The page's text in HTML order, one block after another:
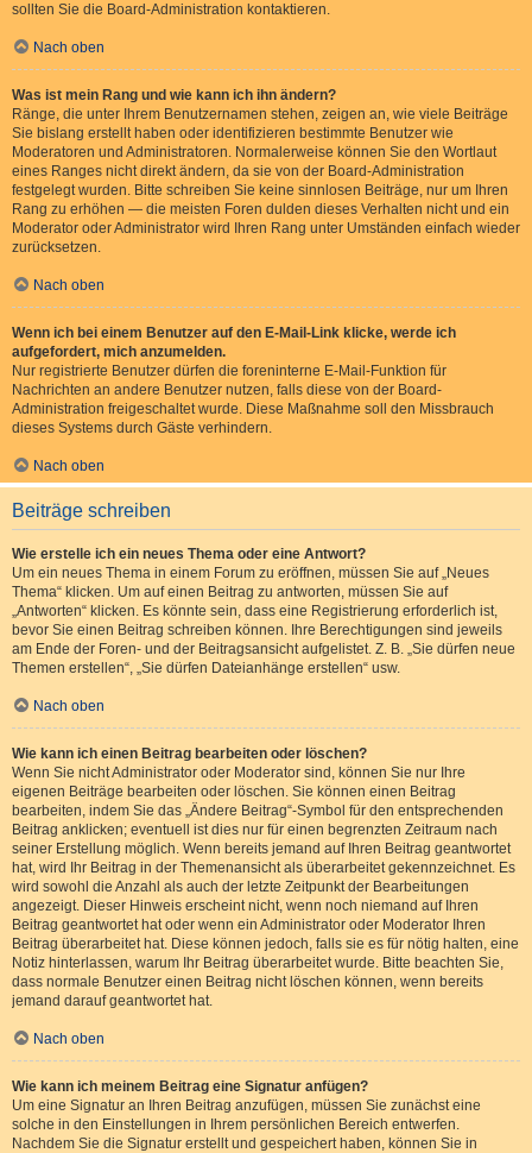
sollten Sie die Board-Administration kontaktieren.
Nach oben
Was ist mein Rang und wie kann ich ihn ändern?
Ränge, die unter Ihrem Benutzernamen stehen, zeigen an, wie viele Beiträge
Sie bislang erstellt haben oder identifizieren bestimmte Benutzer wie
Moderatoren und Administratoren. Normalerweise können Sie den Wortlaut
eines Ranges nicht direkt ändern, da sie von der Board-Administration
festgelegt wurden. Bitte schreiben Sie keine sinnlosen Beiträge, nur um Ihren
Rang zu erhöhen — die meisten Foren dulden dieses Verhalten nicht und ein
Moderator oder Administrator wird Ihren Rang unter Umständen einfach wieder
zurücksetzen.
Nach oben
Wenn ich bei einem Benutzer auf den E-Mail-Link klicke, werde ich
aufgefordert, mich anzumelden.
Nur registrierte Benutzer dürfen die foreninterne E-Mail-Funktion für
Nachrichten an andere Benutzer nutzen, falls diese von der Board-
Administration freigeschaltet wurde. Diese Maßnahme soll den Missbrauch
dieses Systems durch Gäste verhindern.
Nach oben
Beiträge schreiben
Wie erstelle ich ein neues Thema oder eine Antwort?
Um ein neues Thema in einem Forum zu eröffnen, müssen Sie auf „Neues
Thema“ klicken. Um auf einen Beitrag zu antworten, müssen Sie auf
„Antworten“ klicken. Es könnte sein, dass eine Registrierung erforderlich ist,
bevor Sie einen Beitrag schreiben können. Ihre Berechtigungen sind jeweils
am Ende der Foren- und der Beitragsansicht aufgelistet. Z. B. „Sie dürfen neue
Themen erstellen“, „Sie dürfen Dateianhänge erstellen“ usw.
Nach oben
Wie kann ich einen Beitrag bearbeiten oder löschen?
Wenn Sie nicht Administrator oder Moderator sind, können Sie nur Ihre
eigenen Beiträge bearbeiten oder löschen. Sie können einen Beitrag
bearbeiten, indem Sie das „Ändere Beitrag“-Symbol für den entsprechenden
Beitrag anklicken; eventuell ist dies nur für einen begrenzten Zeitraum nach
seiner Erstellung möglich. Wenn bereits jemand auf Ihren Beitrag geantwortet
hat, wird Ihr Beitrag in der Themenansicht als überarbeitet gekennzeichnet. Es
wird sowohl die Anzahl als auch der letzte Zeitpunkt der Bearbeitungen
angezeigt. Dieser Hinweis erscheint nicht, wenn noch niemand auf Ihren
Beitrag geantwortet hat oder wenn ein Administrator oder Moderator Ihren
Beitrag überarbeitet hat. Diese können jedoch, falls sie es für nötig halten, eine
Notiz hinterlassen, warum Ihr Beitrag überarbeitet wurde. Bitte beachten Sie,
dass normale Benutzer einen Beitrag nicht löschen können, wenn bereits
jemand darauf geantwortet hat.
Nach oben
Wie kann ich meinem Beitrag eine Signatur anfügen?
Um eine Signatur an Ihren Beitrag anzufügen, müssen Sie zunächst eine
solche in den Einstellungen in Ihrem persönlichen Bereich entwerfen.
Nachdem Sie die Signatur erstellt und gespeichert haben, können Sie in